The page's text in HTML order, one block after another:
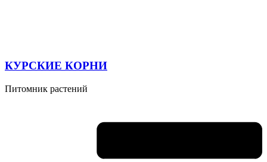
КУРСКИЕ КОРНИ
Питомник растений